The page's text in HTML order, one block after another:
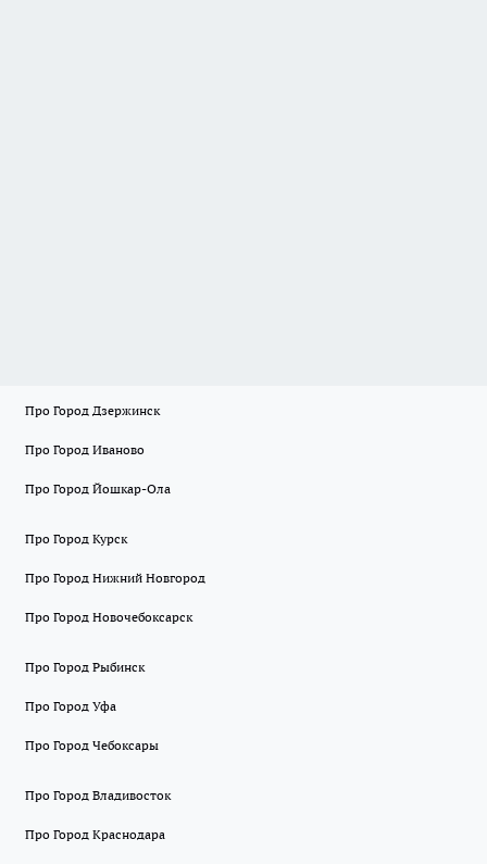
Про Город Дзержинск
Про Город Иваново
Про Город Йошкар-Ола
Про Город Курск
Про Город Нижний Новгород
Про Город Новочебоксарск
Про Город Рыбинск
Про Город Уфа
Про Город Чебоксары
Про Город Владивосток
Про Город Краснодара